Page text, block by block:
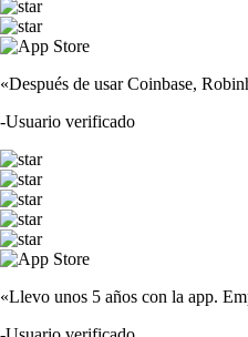
«Después de usar Coinbase,
-Usuario verificado
«Llevo unos 5 años con la app.